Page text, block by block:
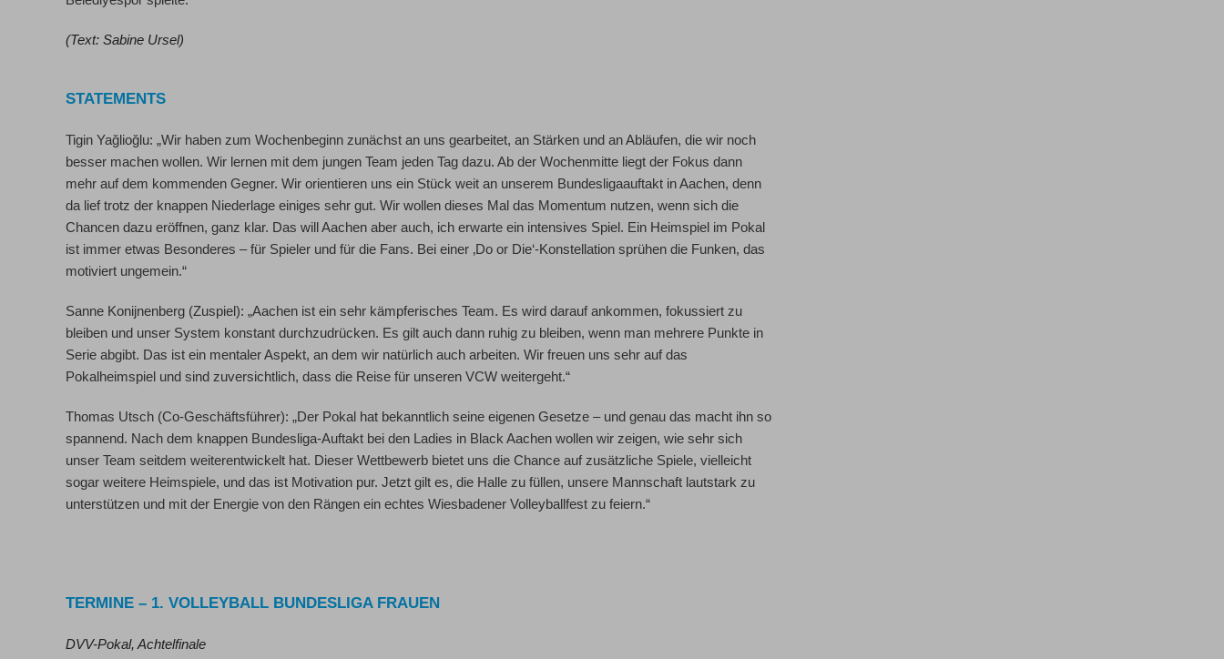
(Text: Sabine Ursel)
STATEMENTS
Tigin Yağlioğlu: „Wir haben zum Wochenbeginn zunächst an uns gearbeitet, an Stärken und an Abläufen, die wir noch
besser machen wollen. Wir lernen mit dem jungen Team jeden Tag dazu. Ab der Wochenmitte liegt der Fokus dann
mehr auf dem kommenden Gegner. Wir orientieren uns ein Stück weit an unserem Bundesligaauftakt in Aachen, denn
da lief trotz der knappen Niederlage einiges sehr gut. Wir wollen dieses Mal das Momentum nutzen, wenn sich die
Chancen dazu eröffnen, ganz klar. Das will Aachen aber auch, ich erwarte ein intensives Spiel. Ein Heimspiel im Pokal
ist immer etwas Besonderes – für Spieler und für die Fans. Bei einer ‚Do or Die‘-Konstellation sprühen die Funken, das
motiviert ungemein.“
Sanne Konijnenberg (Zuspiel): „Aachen ist ein sehr kämpferisches Team. Es wird darauf ankommen, fokussiert zu
bleiben und unser System konstant durchzudrücken. Es gilt auch dann ruhig zu bleiben, wenn man mehrere Punkte in
Serie abgibt. Das ist ein mentaler Aspekt, an dem wir natürlich auch arbeiten. Wir freuen uns sehr auf das
Pokalheimspiel und sind zuversichtlich, dass die Reise für unseren VCW weitergeht.“
Thomas Utsch (Co-Geschäftsführer): „Der Pokal hat bekanntlich seine eigenen Gesetze – und genau das macht ihn so
spannend. Nach dem knappen Bundesliga-Auftakt bei den Ladies in Black Aachen wollen wir zeigen, wie sehr sich
unser Team seitdem weiterentwickelt hat. Dieser Wettbewerb bietet uns die Chance auf zusätzliche Spiele, vielleicht
sogar weitere Heimspiele, und das ist Motivation pur. Jetzt gilt es, die Halle zu füllen, unsere Mannschaft lautstark zu
unterstützen und mit der Energie von den Rängen ein echtes Wiesbadener Volleyballfest zu feiern.“
TERMINE – 1. VOLLEYBALL BUNDESLIGA FRAUEN
DVV-Pokal, Achtelfinale